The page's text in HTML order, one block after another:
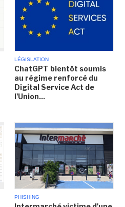
LÉGISLATION
ChatGPT bientôt soumis
au régime renforcé du
Digital Service Act de
l'Union...
PHISHING